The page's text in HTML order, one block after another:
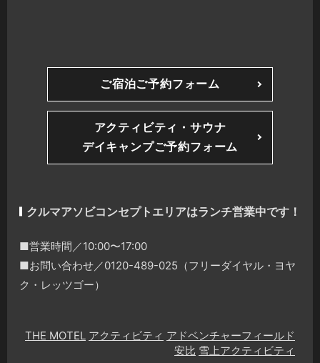
ご宿泊ご予約フォーム
アクティビティ・サウナ
デイキャンプご予約フォーム
クルマアソビコンセプトエリアはランチ営業中です！
■営業時間／10:00〜17:00
■お問い合わせ／0120-489-025（フリーダイヤル・ヨヤ
ク・レッツゴー）
THE MOTEL アクティビティ アドベンチャーフィールド
安比 雪上アクティビティ